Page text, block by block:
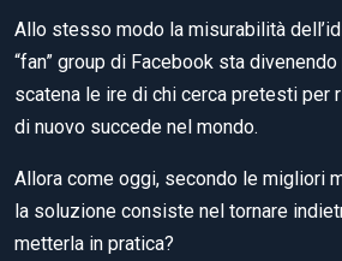
Allo stesso modo la misurabilità
“fan” group di Facebook sta
scatena le ire di chi cerca pretesti per
di nuovo succede nel mondo.
Allora come oggi, secondo le migliori
la soluzione consiste nel tornare
metterla in pratica?